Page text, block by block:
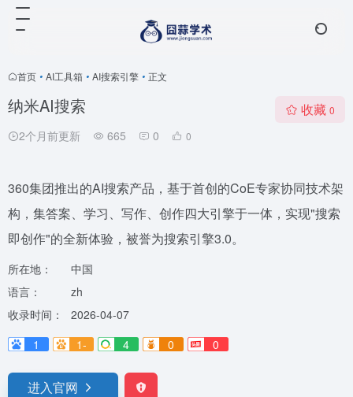
首页 • AI工具箱 • AI搜索引擎 • 正文
纳米AI搜索
2个月前更新 665 0 0
收藏 0
360集团推出的AI搜索产品，基于首创的CoE专家协同技术架
构，集答案、学习、写作、创作四大引擎于一体，实现"搜索
即创作"的全新体验，被誉为搜索引擎3.0。
所在地：
中国
语言：
zh
收录时间：
2026-04-07
1
1- 4 0 0
进入官网